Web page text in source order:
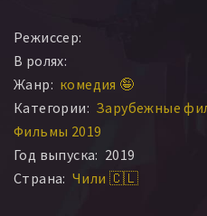
Режиссер:
В ролях:
Жанр: комедия 🤪
Категории: Зарубежные
Фильмы 2019
Год выпуска: 2019
Страна: Чили 🇨🇱